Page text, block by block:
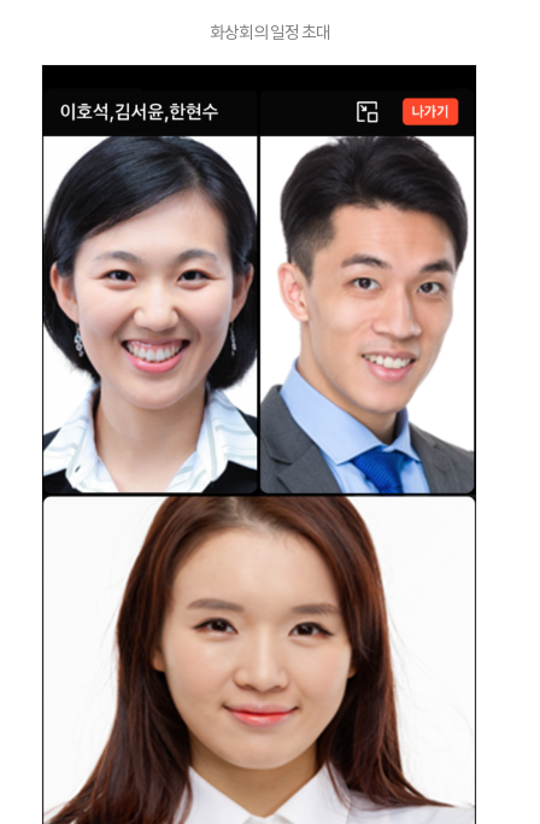
화상회의 일정 초대